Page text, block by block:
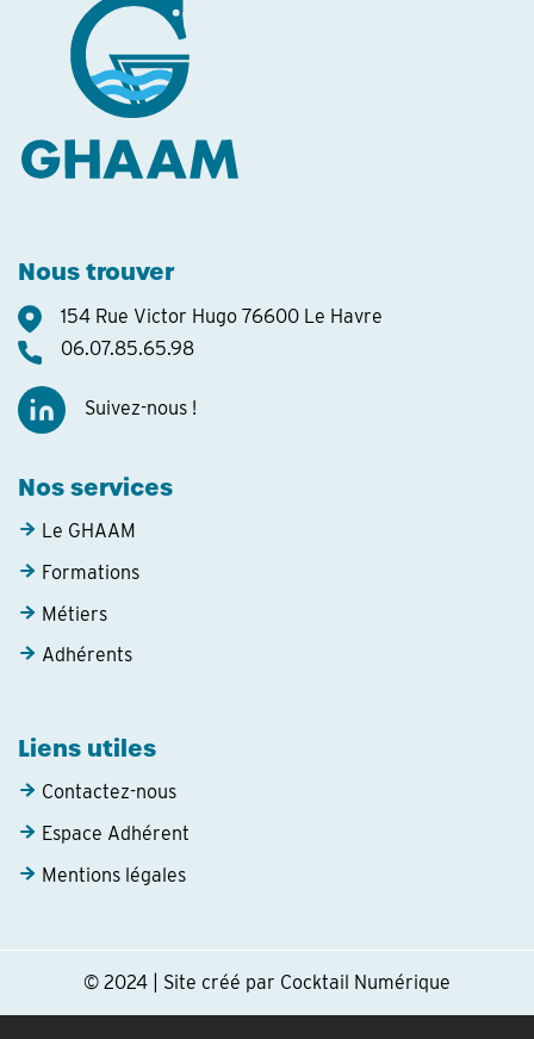
Nous trouver
154 Rue Victor Hugo 76600 Le Havre
06.07.85.65.98
Suivez-nous !
Nos services
Le GHAAM
Formations
Métiers
Adhérents
Liens utiles
Contactez-nous
Espace Adhérent
Mentions légales
© 2024 | Site créé par Cocktail Numérique